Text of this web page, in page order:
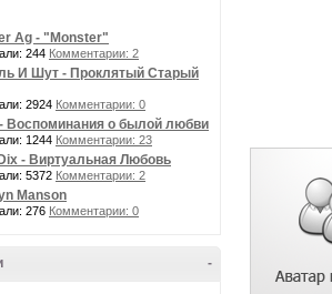
Ag - "Monster"
244 Комментарии: 2
И Шут - Проклятый Старый
2924 Комментарии: 0
Воспоминания о былой любви
1244 Комментарии: 23
- Виртуальная Любовь
5372 Комментарии: 2
Manson
276 Комментарии: 0
-